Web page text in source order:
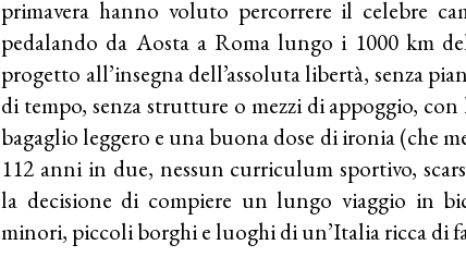
primavera hanno voluto percorrere il celebre
pedalando da Aosta a Roma lungo i 1000 km
progetto all’insegna dell’assoluta libertà, senza
di tempo, senza strutture o mezzi di appoggio,
bagaglio leggero e una buona dose di ironia (che
112 anni in due, nessun curriculum sportivo,
la decisione di compiere un lungo viaggio in
minori, piccoli borghi e luoghi di un’Italia ricca di